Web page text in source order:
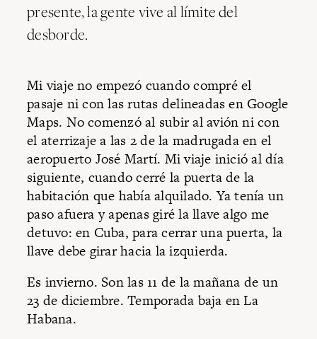
presente, la gente vive al límite del
desborde.
Mi viaje no empezó cuando compré el
pasaje ni con las rutas delineadas en Google
Maps. No comenzó al subir al avión ni con
el aterrizaje a las 2 de la madrugada en el
aeropuerto José Martí. Mi viaje inició al día
siguiente, cuando cerré la puerta de la
habitación que había alquilado. Ya tenía un
paso afuera y apenas giré la llave algo me
detuvo: en Cuba, para cerrar una puerta, la
llave debe girar hacia la izquierda.
Es invierno. Son las 11 de la mañana de un
23 de diciembre. Temporada baja en La
Habana.